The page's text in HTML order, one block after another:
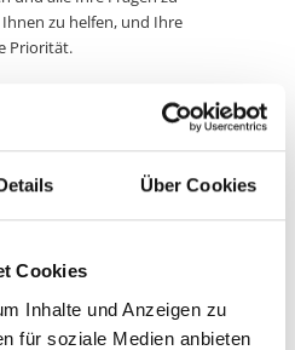
Über Cookies
Cookies
Inhalte und Anzeigen zu
für soziale Medien anbieten
zu helfen, und Ihre
Priorität.
29